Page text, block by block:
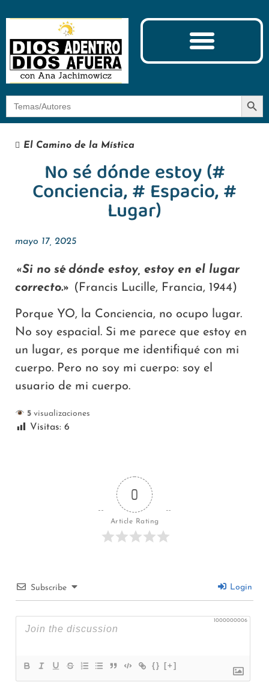
Botón
El Camino de la Mística
No sé dónde estoy (#
Conciencia, # Espacio, #
Lugar)
mayo 17, 2025
«Si no sé dónde estoy, estoy en el lugar
correcto.» (Francis Lucille, Francia, 1944)
Porque YO, la Conciencia, no ocupo lugar.
No soy espacial. Si me parece que estoy en
un lugar, es porque me identifiqué con mi
cuerpo. Pero no soy mi cuerpo: soy el
usuario de mi cuerpo.
5visualizaciones
Visitas: 6
0
Article Rating
Subscribe Login
1000000006
{} [+]